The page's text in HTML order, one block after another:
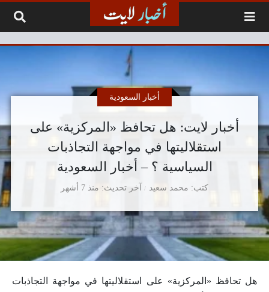
أخبار لايت: هل تحافظ «المركزية» على
استقلاليتها في مواجهة التجاذبات
السياسية ؟ – أخبار السعودية
كتب محمد سعيد
أخبار السعودية
آخر تحديث منذ 7 أشهر
هل تحافظ «المركزية» على استقلاليتها في مواجهة التجاذبات